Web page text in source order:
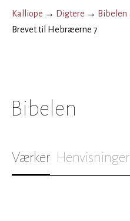
Kalliope → Digtere → Bibelen
Brevet til Hebræerne 7
Bibelen
Værker Henvisninger